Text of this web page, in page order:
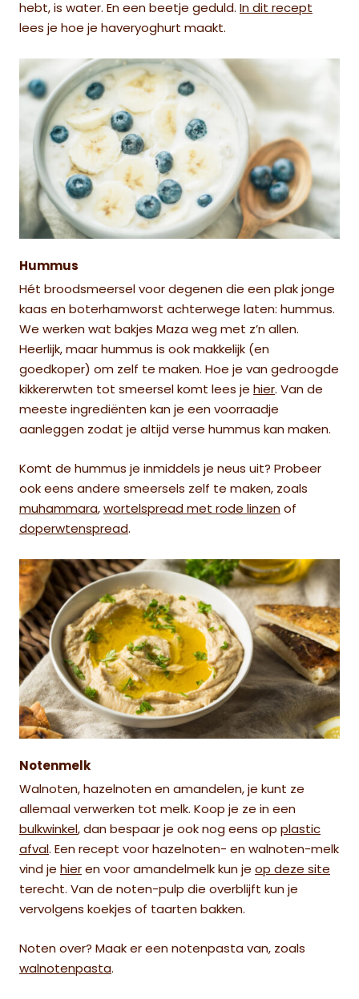
hebt, is water. En een beetje geduld. In dit recept
lees je hoe je haveryoghurt maakt.
Hummus
Hét broodsmeersel voor degenen die een plak jonge
kaas en boterhamworst achterwege laten: hummus.
We werken wat bakjes Maza weg met z’n allen.
Heerlijk, maar hummus is ook makkelijk (en
goedkoper) om zelf te maken. Hoe je van gedroogde
kikkererwten tot smeersel komt lees je hier. Van de
meeste ingrediënten kan je een voorraadje
aanleggen zodat je altijd verse hummus kan maken.
Komt de hummus je inmiddels je neus uit? Probeer
ook eens andere smeersels zelf te maken, zoals
muhammara, wortelspread met rode linzen of
doperwtenspread.
Notenmelk
Walnoten, hazelnoten en amandelen, je kunt ze
allemaal verwerken tot melk. Koop je ze in een
bulkwinkel, dan bespaar je ook nog eens op plastic
afval. Een recept voor hazelnoten- en walnoten-melk
vind je hier en voor amandelmelk kun je op deze site
terecht. Van de noten-pulp die overblijft kun je
vervolgens koekjes of taarten bakken.
Noten over? Maak er een notenpasta van, zoals
walnotenpasta.